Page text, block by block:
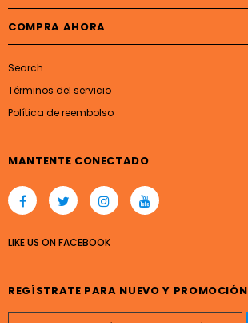
COMPRA AHORA
Search
Términos del servicio
Política de reembolso
MANTENTE CONECTADO
LIKE US ONFACEBOOK
REGÍSTRATE PARA NUEVO Y PROMOCIÓN